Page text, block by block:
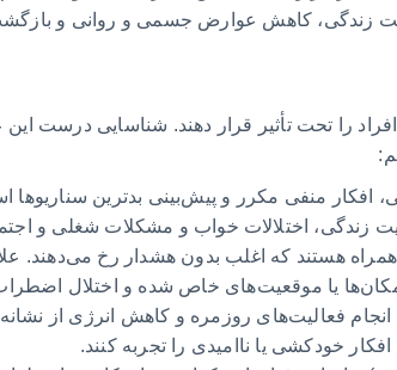
زندگی، کاهش عوارض جسمی و روانی و
را تحت تأثیر قرار دهند. شناسایی درست
افکار منفی مکرر و پیش‌بینی بدترین سناریوها
زندگی، اختلالات خواب و مشکلات شغلی و
هستند که اغلب بدون هشدار رخ
یا موقعیت‌های خاص شده و اختلال اضطراب
فعالیت‌های روزمره و کاهش انرژی از
خودکشی یا ناامیدی را تجربه کنند.